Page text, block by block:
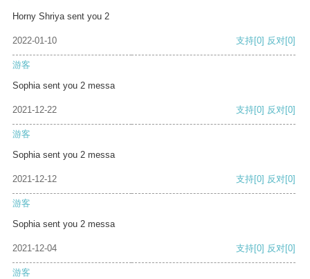
Horny Shriya sent you 2
2022-01-10 支持[0] 反对[0]
游客
Sophia sent you 2 messa
2021-12-22 支持[0] 反对[0]
游客
Sophia sent you 2 messa
2021-12-12 支持[0] 反对[0]
游客
Sophia sent you 2 messa
2021-12-04 支持[0] 反对[0]
游客